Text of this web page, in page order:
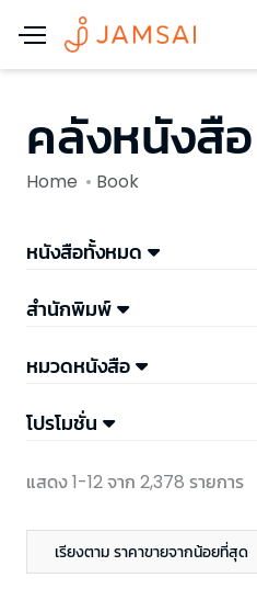
คลังหนังสือ
Home Book
หนังสือทั้งหมด
สำนักพิมพ์
หมวดหนังสือ
โปรโมชั่น
แสดง 1-12 จาก 2,378 รายการ
เรียงตาม ราคาขายจากน้อยที่สุด